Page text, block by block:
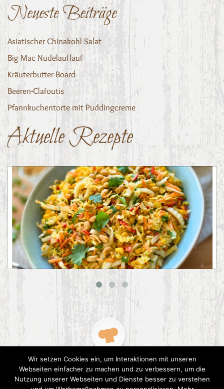
Neueste Beiträge
Asiatischer Chinakohl-Salat
Big Mac Nudelauflauf
Kräuterbutter-Board
Beeren-Clafoutis
Pfannkuchentorte mit Puddingcreme
Aktuelle Rezepte
Asiatischer Chinakohl-Salat
Wir setzen Cookies ein, um Interaktionen mit unseren
Webseiten einfacher zu machen und zu verbessern, um die
Nutzung unserer Webseiten und Dienste besser zu verstehen